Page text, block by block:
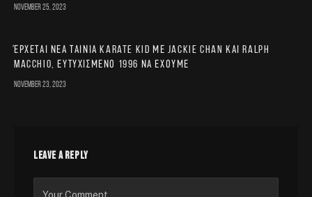
November 25, 2023
Έρχεται νέα ταινία Karate Kid με Jackie Chan και Ralph
Macchio, ευτυχισμένο 1996 να έχουμε
November 23, 2023
LEAVE A REPLY